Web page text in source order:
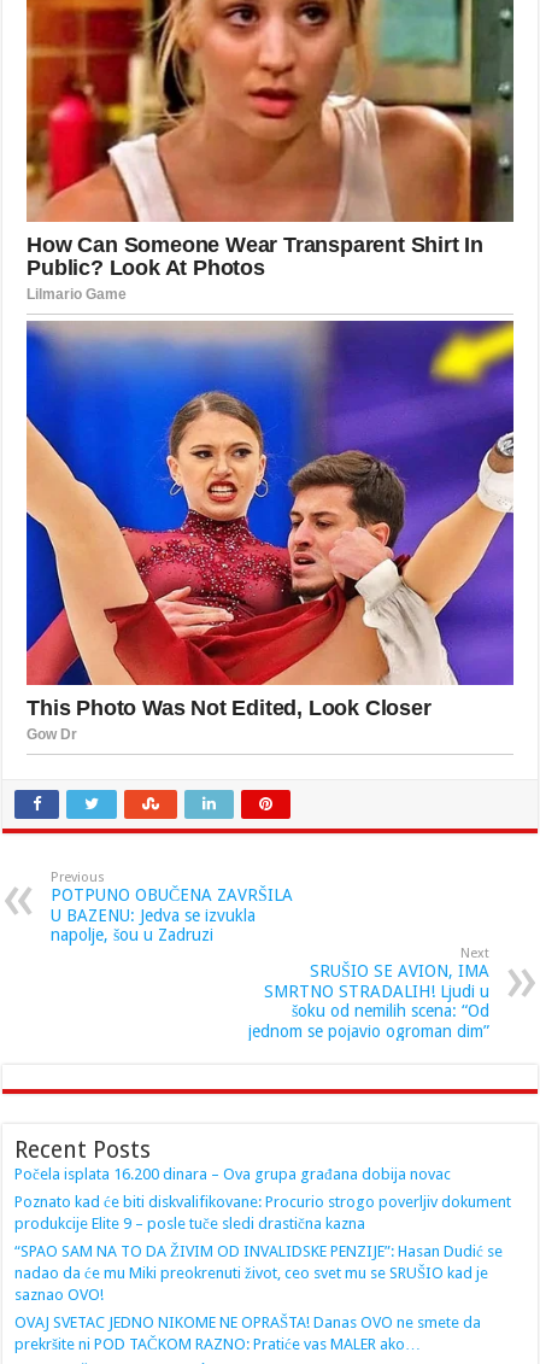
Previous
POTPUNO OBUČENA ZAVRŠILA
U BAZENU: Jedva se izvukla
napolje, šou u Zadruzi
Next
SRUŠIO SE AVION, IMA
SMRTNO STRADALIH! Ljudi u
šoku od nemilih scena: “Od
jednom se pojavio ogroman dim”
Recent Posts
Počela isplata 16.200 dinara – Ova grupa građana dobija novac
Poznato kad će biti diskvalifikovane: Procurio strogo poverljiv dokument
produkcije Elite 9 – posle tuče sledi drastična kazna
“SPAO SAM NA TO DA ŽIVIM OD INVALIDSKE PENZIJE”: Hasan Dudić se
nadao da će mu Miki preokrenuti život, ceo svet mu se SRUŠIO kad je
saznao OVO!
OVAJ SVETAC JEDNO NIKOME NE OPRAŠTA! Danas OVO ne smete da
prekršite ni POD TAČKOM RAZNO: Pratiće vas MALER ako…